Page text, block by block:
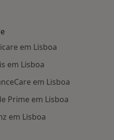
em Lisboa
em Lisboa
em Lisboa
Prime em Lisboa
em Lisboa